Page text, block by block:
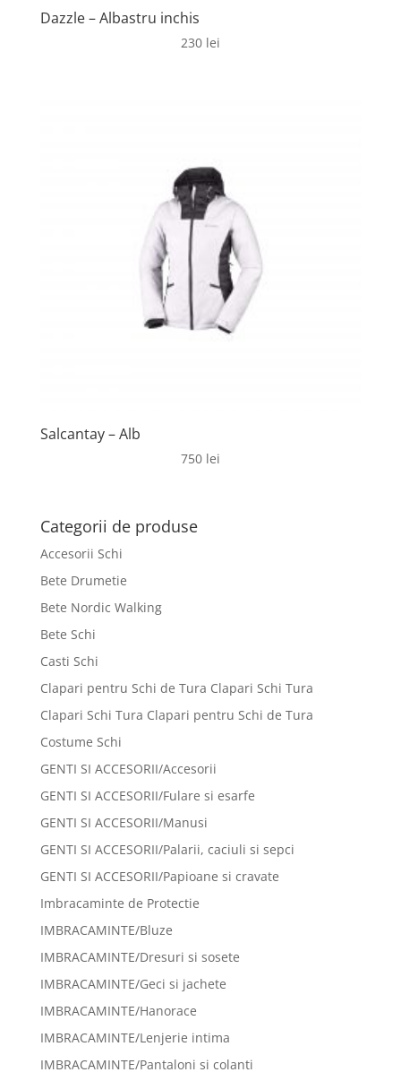
Dazzle – Albastru inchis
230 lei
Salcantay – Alb
750 lei
Categorii de produse
Accesorii Schi
Bete Drumetie
Bete Nordic Walking
Bete Schi
Casti Schi
Clapari pentru Schi de Tura Clapari Schi Tura
Clapari Schi Tura Clapari pentru Schi de Tura
Costume Schi
GENTI SI ACCESORII/Accesorii
GENTI SI ACCESORII/Fulare si esarfe
GENTI SI ACCESORII/Manusi
GENTI SI ACCESORII/Palarii, caciuli si sepci
GENTI SI ACCESORII/Papioane si cravate
Imbracaminte de Protectie
IMBRACAMINTE/Bluze
IMBRACAMINTE/Dresuri si sosete
IMBRACAMINTE/Geci si jachete
IMBRACAMINTE/Hanorace
IMBRACAMINTE/Lenjerie intima
IMBRACAMINTE/Pantaloni si colanti